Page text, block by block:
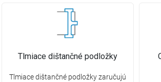
Tlmiace dištančné podložky
Tlmiace dištančné podložky zaručujú